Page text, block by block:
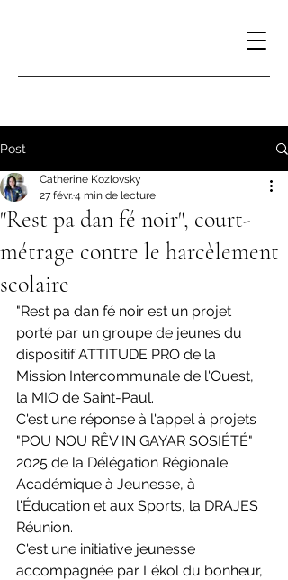
Post
"Rest pa dan fé noir", court-
métrage contre le harcèlement
scolaire
Catherine Kozlovsky
27 févr.4 min de lecture
"Rest pa dan fé noir est un projet
porté par un groupe de jeunes du
dispositif ATTITUDE PRO de la
Mission Intercommunale de l'Ouest,
la MIO de Saint-Paul.
C'est une réponse à l'appel à projets
"POU NOU RÊV IN GAYAR SOSIÉTÉ"
2025 de la Délégation Régionale
Académique à Jeunesse, à
l'Éducation et aux Sports, la DRAJES
Réunion.
C'est une initiative jeunesse
accompagnée par Lékol du bonheur,